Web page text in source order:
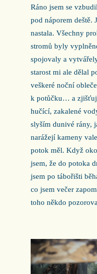
Ráno jsem se
pod náporem deště.
nastala. Všechny
stromů byly
spojovaly a
starost mi ale dělal
veškeré noční
k potůčku… a
hučící, zakalené
slyším dunivé rány,
narážejí kameny
potok měl. Když
jsem, že do potoka
jsem po tábořišti
co jsem večer
toho někdo